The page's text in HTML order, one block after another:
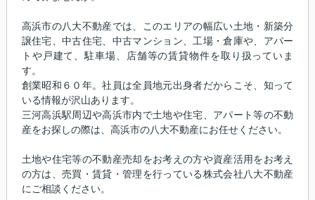
高浜市の八大不動産では、このエリアの幅広い土地・新築分
譲住宅、中古住宅、中古マンション、工場・倉庫や、アパー
トや戸建て、駐車場、店舗等の賃貸物件を取り扱っていま
す。
創業昭和６０年。社員は全員地元出身者だからこそ、知って
いる情報が沢山あります。
三河高浜駅周辺や高浜市内で土地や住宅、アパート等の不動
産をお探しの際は、高浜市の八大不動産にお任せください。
土地や住宅等の不動産売却をお考えの方や資産活用をお考え
の方は、売買・賃貸・管理を行っている株式会社八大不動産
にご相談ください。